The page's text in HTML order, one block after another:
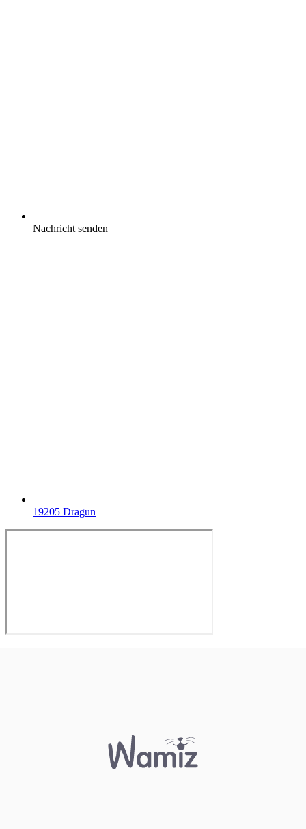
Nachricht senden
19205 Dragun